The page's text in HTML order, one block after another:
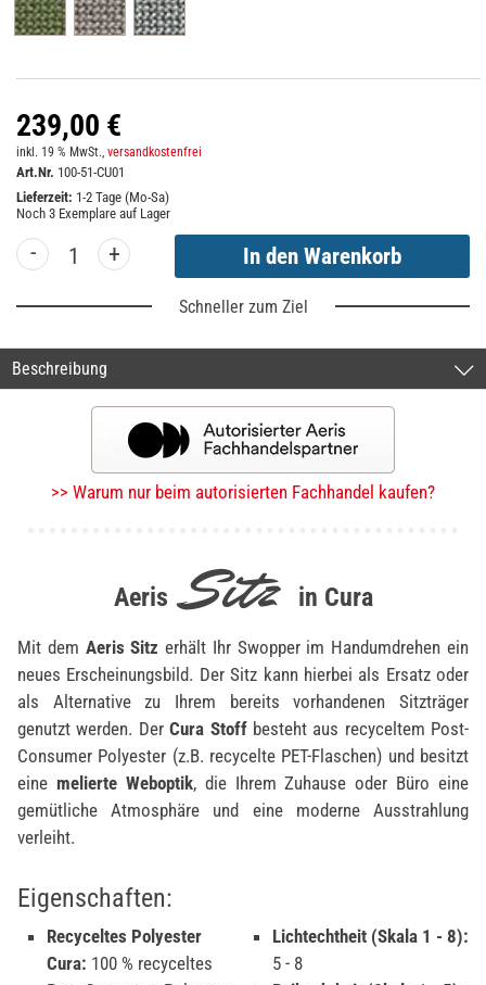
239,00 €
inkl. 19 % MwSt., versandkostenfrei
Art.Nr. 100-51-CU01
Lieferzeit: 1-2 Tage (Mo-Sa)
Noch 3 Exemplare auf Lager
- +
Schneller zum Ziel
Beschreibung
>> Warum nur beim autorisierten Fachhandel kaufen?
AerisSitzin Cura
Mit dem Aeris Sitz erhält Ihr Swopper im Handumdrehen ein
neues Erscheinungsbild. Der Sitz kann hierbei als Ersatz oder
als Alternative zu Ihrem bereits vorhandenen Sitzträger
genutzt werden. DerCura Stoffbesteht aus recyceltem Post-
Consumer Polyester (z.B. recycelte PET-Flaschen) und besitzt
eine melierte Weboptik, die Ihrem Zuhause oder Büro eine
gemütliche Atmosphäre und eine moderne Ausstrahlung
verleiht.
Eigenschaften:
Recyceltes Polyester
Cura: 100 % recyceltes
Lichtechtheit (Skala 1 - 8):
5 - 8